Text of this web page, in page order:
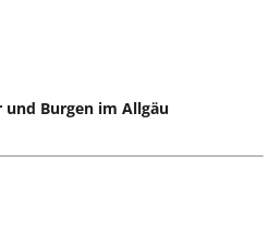
und Burgen im Allgäu